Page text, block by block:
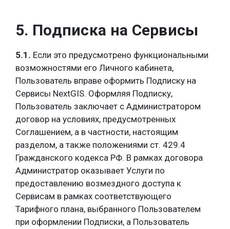
5. Подписка на Сервисы
5.1. Если это предусмотрено функциональными
возможностями его Личного кабинета,
Пользователь вправе оформить Подписку на
Сервисы NextGIS. Оформляя Подписку,
Пользователь заключает с Администратором
договор на условиях, предусмотренных
Соглашением, а в частности, настоящим
разделом, а также положениями ст. 429.4
Гражданского кодекса РФ. В рамках договора
Администратор оказывает Услуги по
предоставлению возмездного доступа к
Сервисам в рамках соответствующего
Тарифного плана, выбранного Пользователем
при оформлении Подписки, а Пользователь